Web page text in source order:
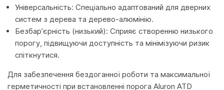
Універсальність: Спеціально адаптований для дверних
систем з дерева та дерево-алюмінію.
Безбар’єрність (низький): Сприяє створенню низького
порогу, підвищуючи доступність та мінімізуючи ризик
спіткнутися.
Для забезпечення бездоганної роботи та максимальної
герметичності при встановленні порога Aluron ATD